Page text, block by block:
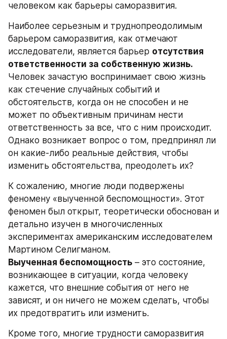
человеком как барьеры саморазвития.
Наиболее серьезным и труднопреодолимым
барьером саморазвития, как отмечают
исследователи, является барьер отсутствия
ответственности за собственную жизнь.
Человек зачастую воспринимает свою жизнь
как стечение случайных событий и
обстоятельств, когда он не способен и не
может по объективным причинам нести
ответственность за все, что с ним происходит.
Однако возникает вопрос о том, предпринял ли
он какие-либо реальные действия, чтобы
изменить обстоятельства, преодолеть их?
К сожалению, многие люди подвержены
феномену «выученной беспомощности». Этот
феномен был открыт, теоретически обоснован и
детально изучен в многочисленных
экспериментах американским исследователем
Мартином Селигманом.
Выученная беспомощность – это состояние,
возникающее в ситуации, когда человеку
кажется, что внешние события от него не
зависят, и он ничего не можем сделать, чтобы
их предотвратить или изменить.
Кроме того, многие трудности саморазвития